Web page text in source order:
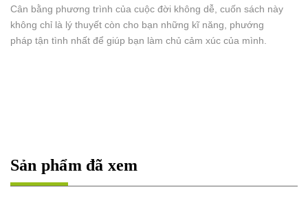
Cân bằng phương trình của cuộc đời không dễ, cuốn sách này
không chỉ là lý thuyết còn cho bạn những kĩ năng, phướng
pháp tận tình nhất để giúp bạn làm chủ cảm xúc của mình.
Sản phẩm đã xem